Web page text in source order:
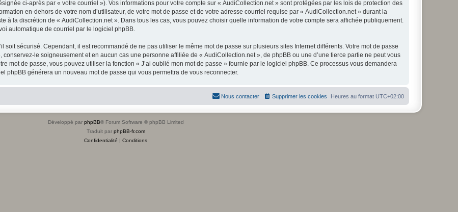
ci-après par « votre courriel »). Vos informations pour votre compte sur « AudiCollection.net » sont protégées par les lois de protection des
en-dehors de votre nom d’utilisateur, de votre mot de passe et de votre adresse courriel requise par « AudiCollection.net » durant la
à la discrétion de « AudiCollection.net ». Dans tous les cas, vous pouvez choisir quelle information de votre compte sera affichée publiquement.
automatique de courriel par le logiciel phpBB.
soit sécurisé. Cependant, il est recommandé de ne pas utiliser le même mot de passe sur plusieurs sites Internet différents. Votre mot de passe
conservez-le soigneusement et en aucun cas une personne affiliée de « AudiCollection.net », de phpBB ou une d’une tierce partie ne peut vous
mot de passe, vous pouvez utiliser la fonction « J’ai oublié mon mot de passe » fournie par le logiciel phpBB. Ce processus vous demandera
phpBB générera un nouveau mot de passe qui vous permettra de vous reconnecter.
Heures au format UTC+02:00
Supprimer les cookies
Nous contacter
Développé par phpBB® Forum Software © phpBB Limited
Traduit par phpBB-fr.com
Confidentialité | Conditions